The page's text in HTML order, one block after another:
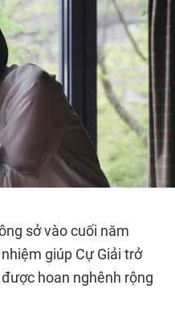
sở vào cuối năm
giúp Cự Giải trở
được hoan nghênh rộng